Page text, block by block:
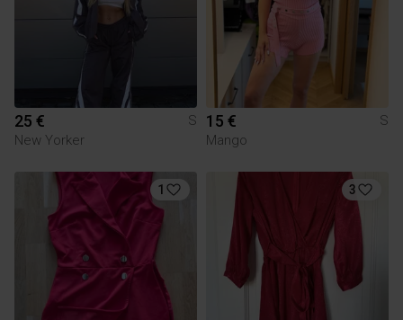
25 €
S
New Yorker
15 €
S
Mango
1 3